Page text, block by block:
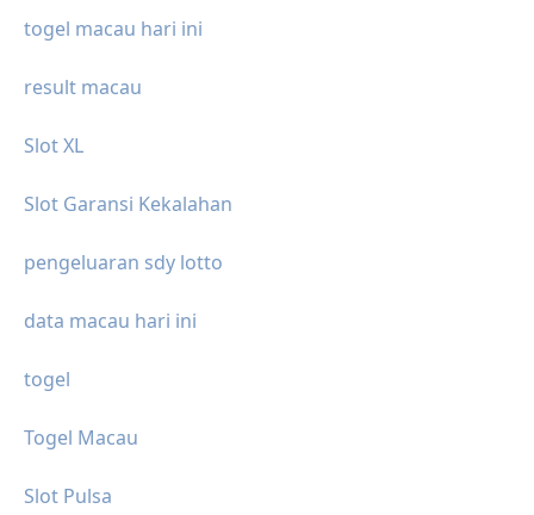
togel macau hari ini
result macau
Slot XL
Slot Garansi Kekalahan
pengeluaran sdy lotto
data macau hari ini
togel
Togel Macau
Slot Pulsa